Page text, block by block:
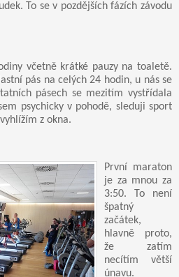
To se v pozdějších fázích závodu
včetně krátké pauzy na toaletě.
pás na celých 24 hodin, u nás se
pásech se mezitím vystřídala
psychicky v pohodě, sleduji sport
z okna.
První maraton
je za mnou za
3:50. To není
špatný
začátek,
hlavně proto,
že zatím
necítím větší
únavu.